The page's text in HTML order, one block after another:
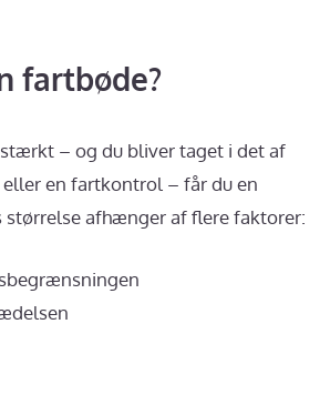
fartbøde?
– og du bliver taget i det af
en fartkontrol – får du en
størrelse afhænger af flere faktorer: